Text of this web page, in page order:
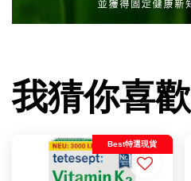
我猜你喜歡
Best特選現貨